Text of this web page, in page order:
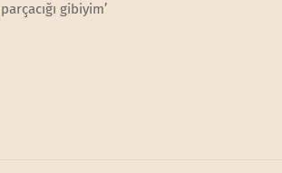
parçacığı gibiyim’